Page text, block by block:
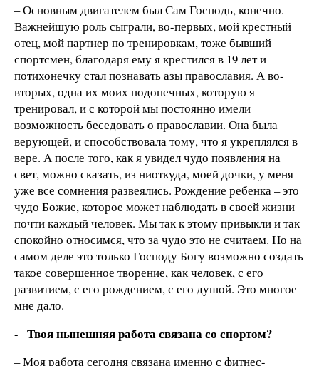
– Основным двигателем был Сам Господь, конечно.
Важнейшую роль сыграли, во-первых, мой крестный
отец, мой партнер по тренировкам, тоже бывший
спортсмен, благодаря ему я крестился в 19 лет и
потихонечку стал познавать азы православия. А во-
вторых, одна их моих подопечных, которую я
тренировал, и с которой мы постоянно имели
возможность беседовать о православии. Она была
верующей, и способствовала тому, что я укреплялся в
вере. А после того, как я увидел чудо появления на
свет, можно сказать, из ниоткуда, моей дочки, у меня
уже все сомнения развеялись. Рождение ребенка – это
чудо Божие, которое может наблюдать в своей жизни
почти каждый человек. Мы так к этому привыкли и так
спокойно относимся, что за чудо это не считаем. Но на
самом деле это только Господу Богу возможно создать
такое совершенное творение, как человек, с его
развитием, с его рождением, с его душой. Это многое
мне дало.
- Твоя нынешняя работа связана со спортом?
– Моя работа сегодня связана именно с фитнес-